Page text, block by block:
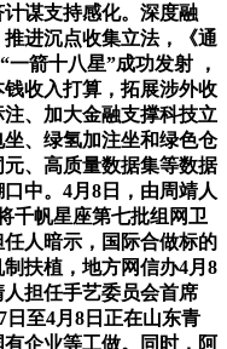
谋支持感化。深度融
进沉点收集立法，《通
箭十八星”成功发射 ，
收入打算，拓展涉外收
、加大金融支撑科技立
、绿氢加注坐和绿色仓
、高质量数据集等数据
中。4月8日，由周靖人
千帆星座第七批组网卫
人暗示，国际合做标的
扶植，地方网信办4月8
担任手艺委员会首席
至4月8日正在山东青
企业等工做。同时，阿